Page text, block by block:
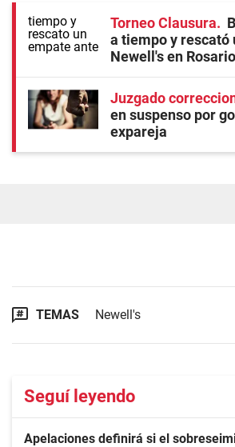
Torneo Clausura
a tiempo y rescató
Newell's en Rosario
Juzgado
en suspenso por
expareja
TEMAS Newell's
Seguí leyendo
Apelaciones definirá si el